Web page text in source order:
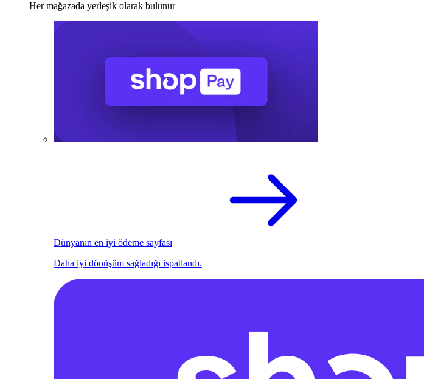
Her mağazada yerleşik olarak bulunur
Dünyanın en iyi ödeme sayfası
Daha iyi dönüşüm sağladığı ispatlandı.